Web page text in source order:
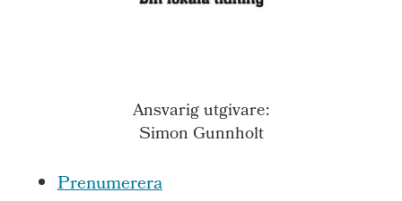
Ansvarig utgivare:
Simon Gunnholt
Prenumerera